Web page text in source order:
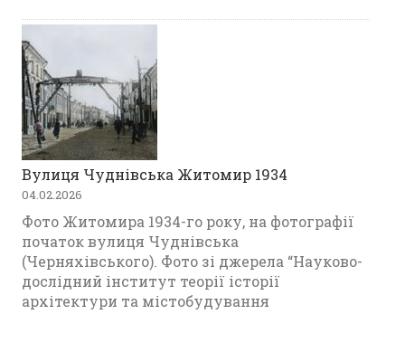
Вулиця Чуднівська Житомир 1934
04.02.2026
Фото Житомира 1934-го року, на фотографії
початок вулиця Чуднівська
(Черняхівського). Фото зі джерела “Науково-
дослідний інститут теорії історії
архітектури та містобудування